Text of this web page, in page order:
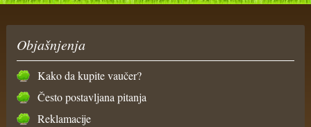
Objašnjenja
Kako da kupite vaučer?
Često postavljana pitanja
Reklamacije